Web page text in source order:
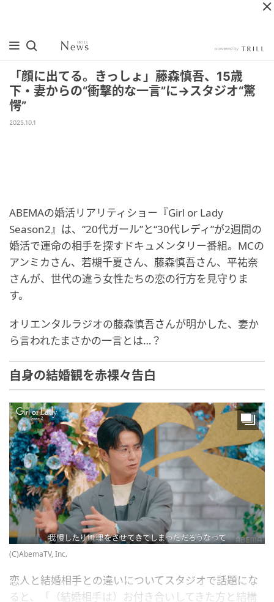
「顔に出てる。きっしょ」藤森慎吾、15歳
下・妻からの“衝撃的な一言”に→スタジオ“驚
愕”
2025.10.1
ABEMAの婚活リアリティショー『Girl or Lady
Season2』は、“20代ガール”と“30代レディ”が2週間の
婚活で運命の相手を探すドキュメンタリー番組。MCの
アンミカさん、若槻千夏さん、藤森慎吾さん、平祐奈
さんが、世代の違う女性たちの恋の行方を見守りま
す。
オリエンタルラジオの藤森慎吾さんが明かした、妻か
ら言われたまさかの一言とは…？
自身の結婚観を赤裸々告白
(C)AbemaTV, Inc.
恋人と結婚相手との違いについてスタジオで話題にな
ると、「（結婚相手は）お付き合いしてきた方と結構